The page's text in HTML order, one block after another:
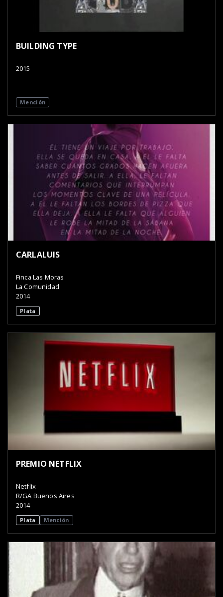
BUILDING TYPE
2015
Mención
CARLALUIS
Finca Las Moras
La Comunidad
2014
Plata
PREMIO NETFLIX
Netflix
R/GA Buenos Aires
2014
Plata Mención